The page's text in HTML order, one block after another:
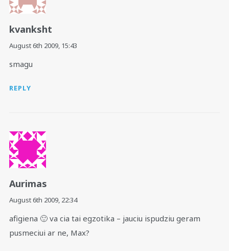
kvanksht
August 6th 2009, 15:43
smagu
REPLY
Aurimas
August 6th 2009, 22:34
afigiena 🙂 va cia tai egzotika – jauciu ispudziu geram
pusmeciui ar ne, Max?